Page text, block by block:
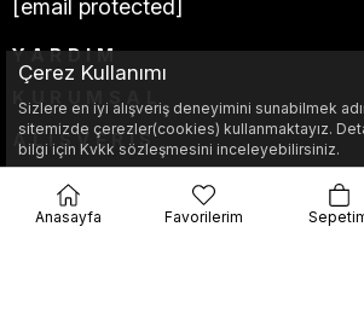
[email protected]
YARDIM
ALIŞVERİŞ
Çerez Kullanımı
Sizlere en iyi alışveriş deneyimini sunabilmek
sitemizde çerezler(cookies) kullanmaktayız.
bilgi için Kvkk sözleşmesini inceleyebilirsiniz.
Anasayfa Favorilerim